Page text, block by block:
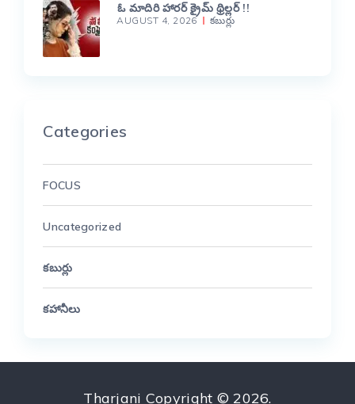
ఓ మాదిరి హారర్ క్రైమ్ థ్రిల్లర్ !!
AUGUST 4, 2026 కబుర్లు
Categories
FOCUS
Uncategorized
కబుర్లు
కహానీలు
Tharjani Copyright © 2026.